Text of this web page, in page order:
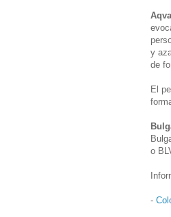
y
de
El
o
-